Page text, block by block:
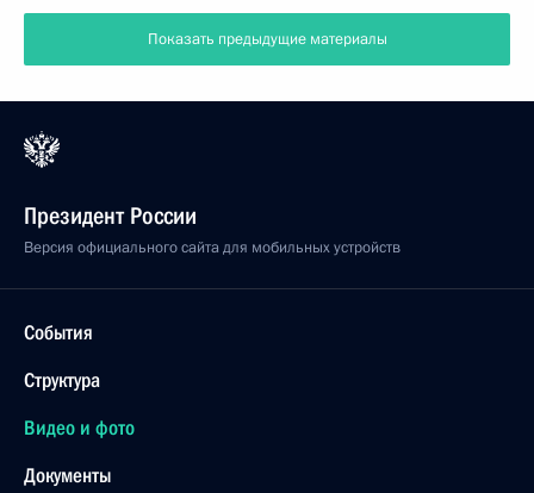
Показать предыдущие материалы
Президент России
Версия официального сайта для мобильных устройств
События
Структура
Видео и фото
Документы